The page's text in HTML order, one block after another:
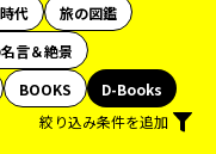
代
旅の図鑑
言＆絶景
BOOKS
D-Books
絞り込み条件を追加